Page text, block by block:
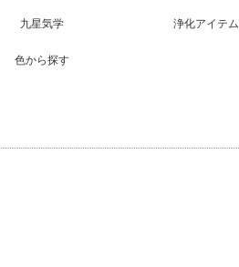
九星気学 浄化アイテム
色から探す